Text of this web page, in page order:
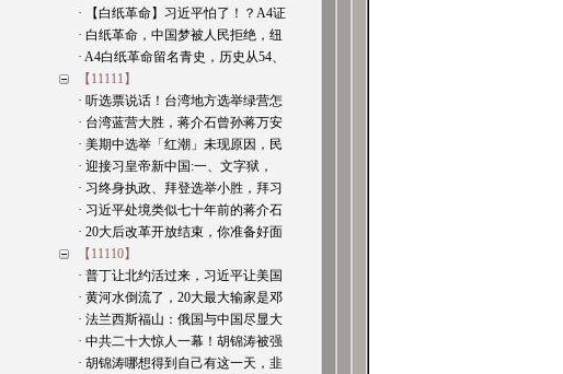
· 【白纸革命】习近平怕了！？A4证
· 白纸革命，中国梦被人民拒绝，纽
· A4白纸革命留名青史，历史从54、
【11111】
· 听选票说话！台湾地方选举绿营怎
· 台湾蓝营大胜，蒋介石曾孙蒋万安
· 美期中选举「红潮」未现原因，民
· 迎接习皇帝新中国:一、文字狱，
· 习终身执政、拜登选举小胜，拜习
· 习近平处境类似七十年前的蒋介石
· 20大后改革开放结束，你准备好面
【11110】
· 普丁让北约活过来，习近平让美国
· 黄河水倒流了，20大最大输家是邓
· 法兰西斯福山：俄国与中国尽显大
· 中共二十大惊人一幕！胡锦涛被强
· 胡锦涛哪想得到自己有这一天，韭